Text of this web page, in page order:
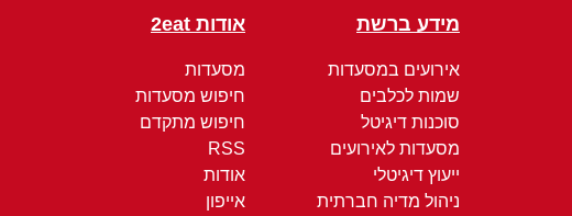
מידע ברשת
אירועים במסעדות
שמות לכלבים
סוכנות דיגיטל
מסעדות לאירועים
ייעוץ דיגיטלי
ניהול מדיה חברתית
אודות 2eat
מסעדות
חיפוש מסעדות
חיפוש מתקדם
RSS
אודות
אייפון